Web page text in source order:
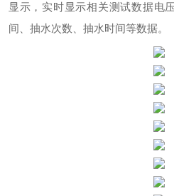
显示，实时显示相关测试数据电
间、抽水次数、抽水时间等数据。